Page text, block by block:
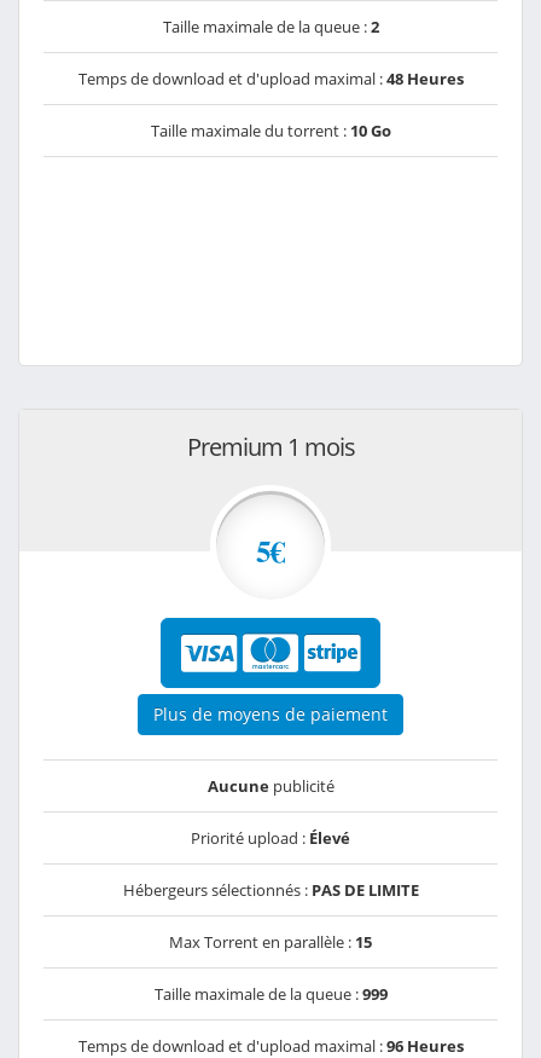
Taille maximale de la queue :2
Temps de download et d'upload maximal :48 Heures
Taille maximale du torrent : 10 Go
Premium 1 mois
5€
Plus de moyens de paiement
Aucunepublicité
Priorité upload : Élevé
Hébergeurs sélectionnés : PAS DE LIMITE
Max Torrent en parallèle : 15
Taille maximale de la queue :999
Temps de download et d'upload maximal :96 Heures